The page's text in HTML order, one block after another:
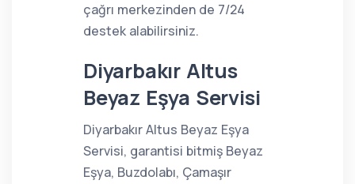
çağrı merkezinden de 7/24
destek alabilirsiniz.
Diyarbakır Altus
Beyaz Eşya Servisi
Diyarbakır Altus Beyaz Eşya
Servisi, garantisi bitmiş Beyaz
Eşya, Buzdolabı, Çamaşır